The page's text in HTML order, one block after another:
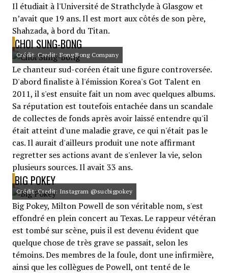
Il étudiait à l'Université de Strathclyde à Glasgow et
n’avait que 19 ans. Il est mort aux côtés de son père,
Shahzada, à bord du Titan.
CHOI SUNG-BONG
Crédit: Credit: Bong Bong Company
Le chanteur sud-coréen était une figure controversée.
D'abord finaliste à l'émission Korea's Got Talent en
2011, il s'est ensuite fait un nom avec quelques albums.
Sa réputation est toutefois entachée dans un scandale
de collectes de fonds après avoir laissé entendre qu'il
était atteint d'une maladie grave, ce qui n'était pas le
cas. Il aurait d'ailleurs produit une note affirmant
regretter ses actions avant de s'enlever la vie, selon
plusieurs sources. Il avait 33 ans.
BIG POKEY
Crédit: Credit: Instagram @sucbigpokey
Big Pokey, Milton Powell de son véritable nom, s'est
effondré en plein concert au Texas. Le rappeur vétéran
est tombé sur scène, puis il est devenu évident que
quelque chose de très grave se passait, selon les
témoins. Des membres de la foule, dont une infirmière,
ainsi que les collègues de Powell, ont tenté de le